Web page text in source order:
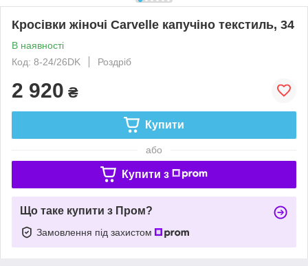
Кросівки жіночі Carvelle капучіно текстиль, 34
В наявності
Код: 8-24/26DK
Роздріб
2 920 ₴
Купити
або
Купити з
Що таке купити з Пром?
Замовлення під захистом